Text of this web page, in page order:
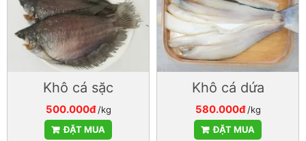
Khô cá sặc
500.000đ /kg
ĐẶT MUA
Khô cá dứa
580.000đ /kg
ĐẶT MUA